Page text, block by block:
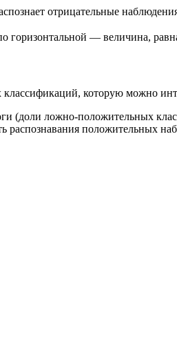
отрицательные
горизонтальной — величина,
которую можно
(доли ложно-положительных
положительных